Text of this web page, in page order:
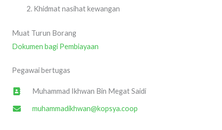
Khidmat nasihat kewangan
Muat Turun Borang
Dokumen bagi Pembiayaan
Pegawai bertugas
Muhammad Ikhwan Bin Megat Saidi
muhammadikhwan@kopsya.coop